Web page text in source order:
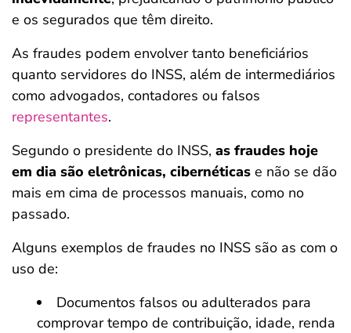
e os segurados que têm direito.
As fraudes podem envolver tanto beneficiários
quanto servidores do INSS, além de intermediários
como advogados, contadores ou falsos
representantes.
Segundo o presidente do INSS, as fraudes hoje
em dia são eletrônicas, cibernéticas e não se dão
mais em cima de processos manuais, como no
passado.
Alguns exemplos de fraudes no INSS são as com o
uso de:
Documentos falsos ou adulterados para
comprovar tempo de contribuição, idade, renda